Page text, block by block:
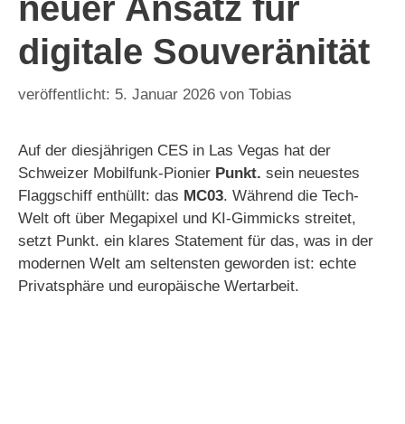
neuer Ansatz für
digitale Souveränität
5. Januar 2026 von Tobias
Auf der diesjährigen CES in Las Vegas hat der
Schweizer Mobilfunk-Pionier Punkt. sein neuestes
Flaggschiff enthüllt: das MC03. Während die Tech-
Welt oft über Megapixel und KI-Gimmicks streitet,
setzt Punkt. ein klares Statement für das, was in der
modernen Welt am seltensten geworden ist: echte
Privatsphäre und europäische Wertarbeit.